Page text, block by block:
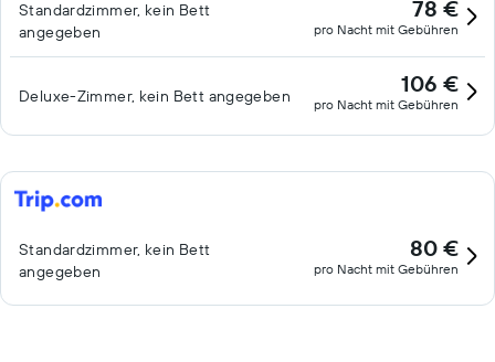
Standardzimmer, kein Bett
angegeben
78 €
pro Nacht mit Gebühren
Deluxe-Zimmer, kein Bett angegeben 106 €
pro Nacht mit Gebühren
Standardzimmer, kein Bett
angegeben
80 €
pro Nacht mit Gebühren